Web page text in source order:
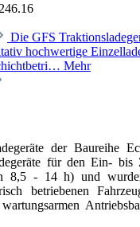
Die GFS
hochwertige
Mehr
der Baureihe
für den Ein- bis
8,5 - 14 h) und
betriebenen